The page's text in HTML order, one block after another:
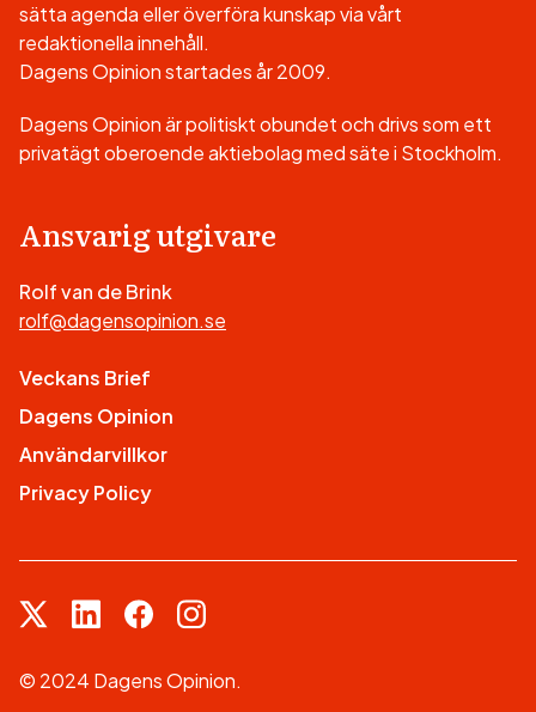
sätta agenda eller överföra kunskap via vårt
redaktionella innehåll.
Dagens Opinion startades år 2009.
Dagens Opinion är politiskt obundet och drivs som ett
privatägt oberoende aktiebolag med säte i Stockholm.
Ansvarig utgivare
Rolf van de Brink
rolf@dagensopinion.se
Veckans Brief
Dagens Opinion
Användarvillkor
Privacy Policy
© 2024 Dagens Opinion.